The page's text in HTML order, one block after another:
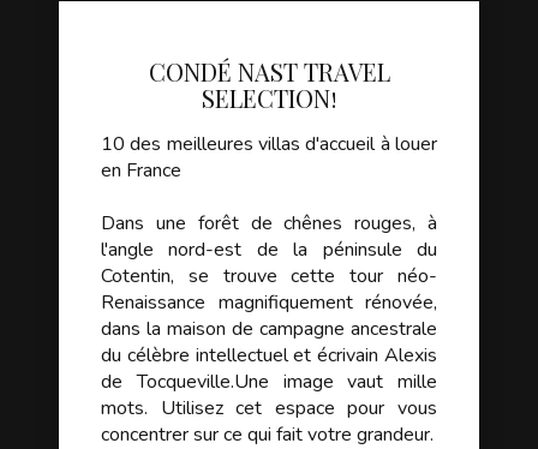
CONDÉ NAST TRAVEL
SELECTION!
10 des meilleures villas d'accueil à louer
en France
Dans une forêt de chênes rouges, à
l'angle nord-est de la péninsule du
Cotentin, se trouve cette tour néo-
Renaissance magnifiquement rénovée,
dans la maison de campagne ancestrale
du célèbre intellectuel et écrivain Alexis
de Tocqueville.Une image vaut mille
mots. Utilisez cet espace pour vous
concentrer sur ce qui fait votre grandeur.